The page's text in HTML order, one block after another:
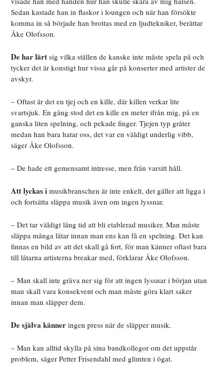
Sedan kastade han in flaskor i loungen och när han försökte
komma in så började han brottas med en ljudtekniker, berättar
Åke Olofsson.
De har lärt sig vilka ställen de kanske inte måste spela på och
tycker det är konstigt hur vissa går på konserter med artister de
avskyr.
– Oftast är det en tjej och en kille, där killen verkar lite
svartsjuk. En gång stod det en kille en meter ifrån mig, på en
ganska liten spelning, och pekade finger. Tjejen typ gråter
medan han bara hatar oss, det var en väldigt underlig vibb,
säger Åke Olofsson.
– De hade ett gemensamt intresse, men från varsitt håll.
Att lyckas i musikbranschen är inte enkelt, det gäller att ligga i
och fortsätta släppa musik även om ingen lyssnar.
– Det tar väldigt lång tid att bli etablerad musiker. Man måste
släppa många låtar innan man ens kan få en spelning. Det kan
finnas en bild av att det skall gå fort, för man känner oftast bara
till låtarna artisterna breakar med, förklarar Åke Olofsson.
– Man skall inte gräva ner sig för att ingen lyssnar i början utan
man skall vara konsekvent och man måste göra klart saker
innan man släpper dem.
De själva känner ingen press när de släpper musik.
– Man kan alltid skylla på sina bandkollegor om det uppstår
problem, säger Petter Frisendahl med glimten i ögat.